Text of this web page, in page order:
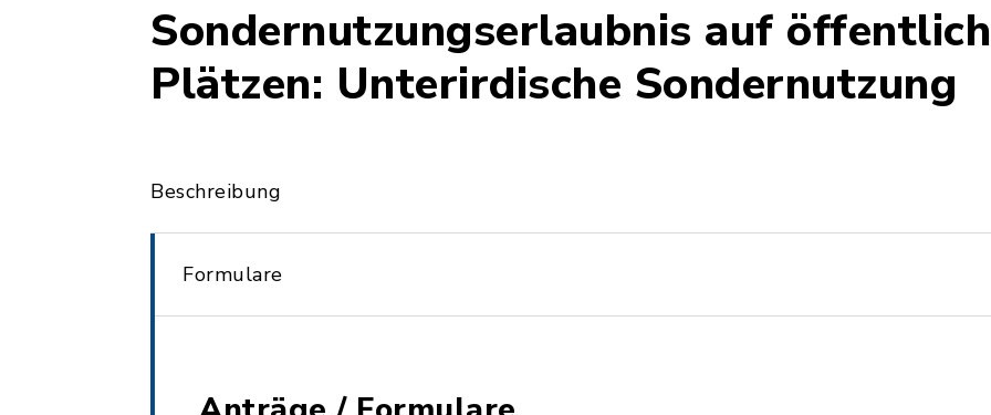
Sondernutzungserlaubnis auf
Plätzen: Unterirdische Sondernutzung
Beschreibung
Formulare